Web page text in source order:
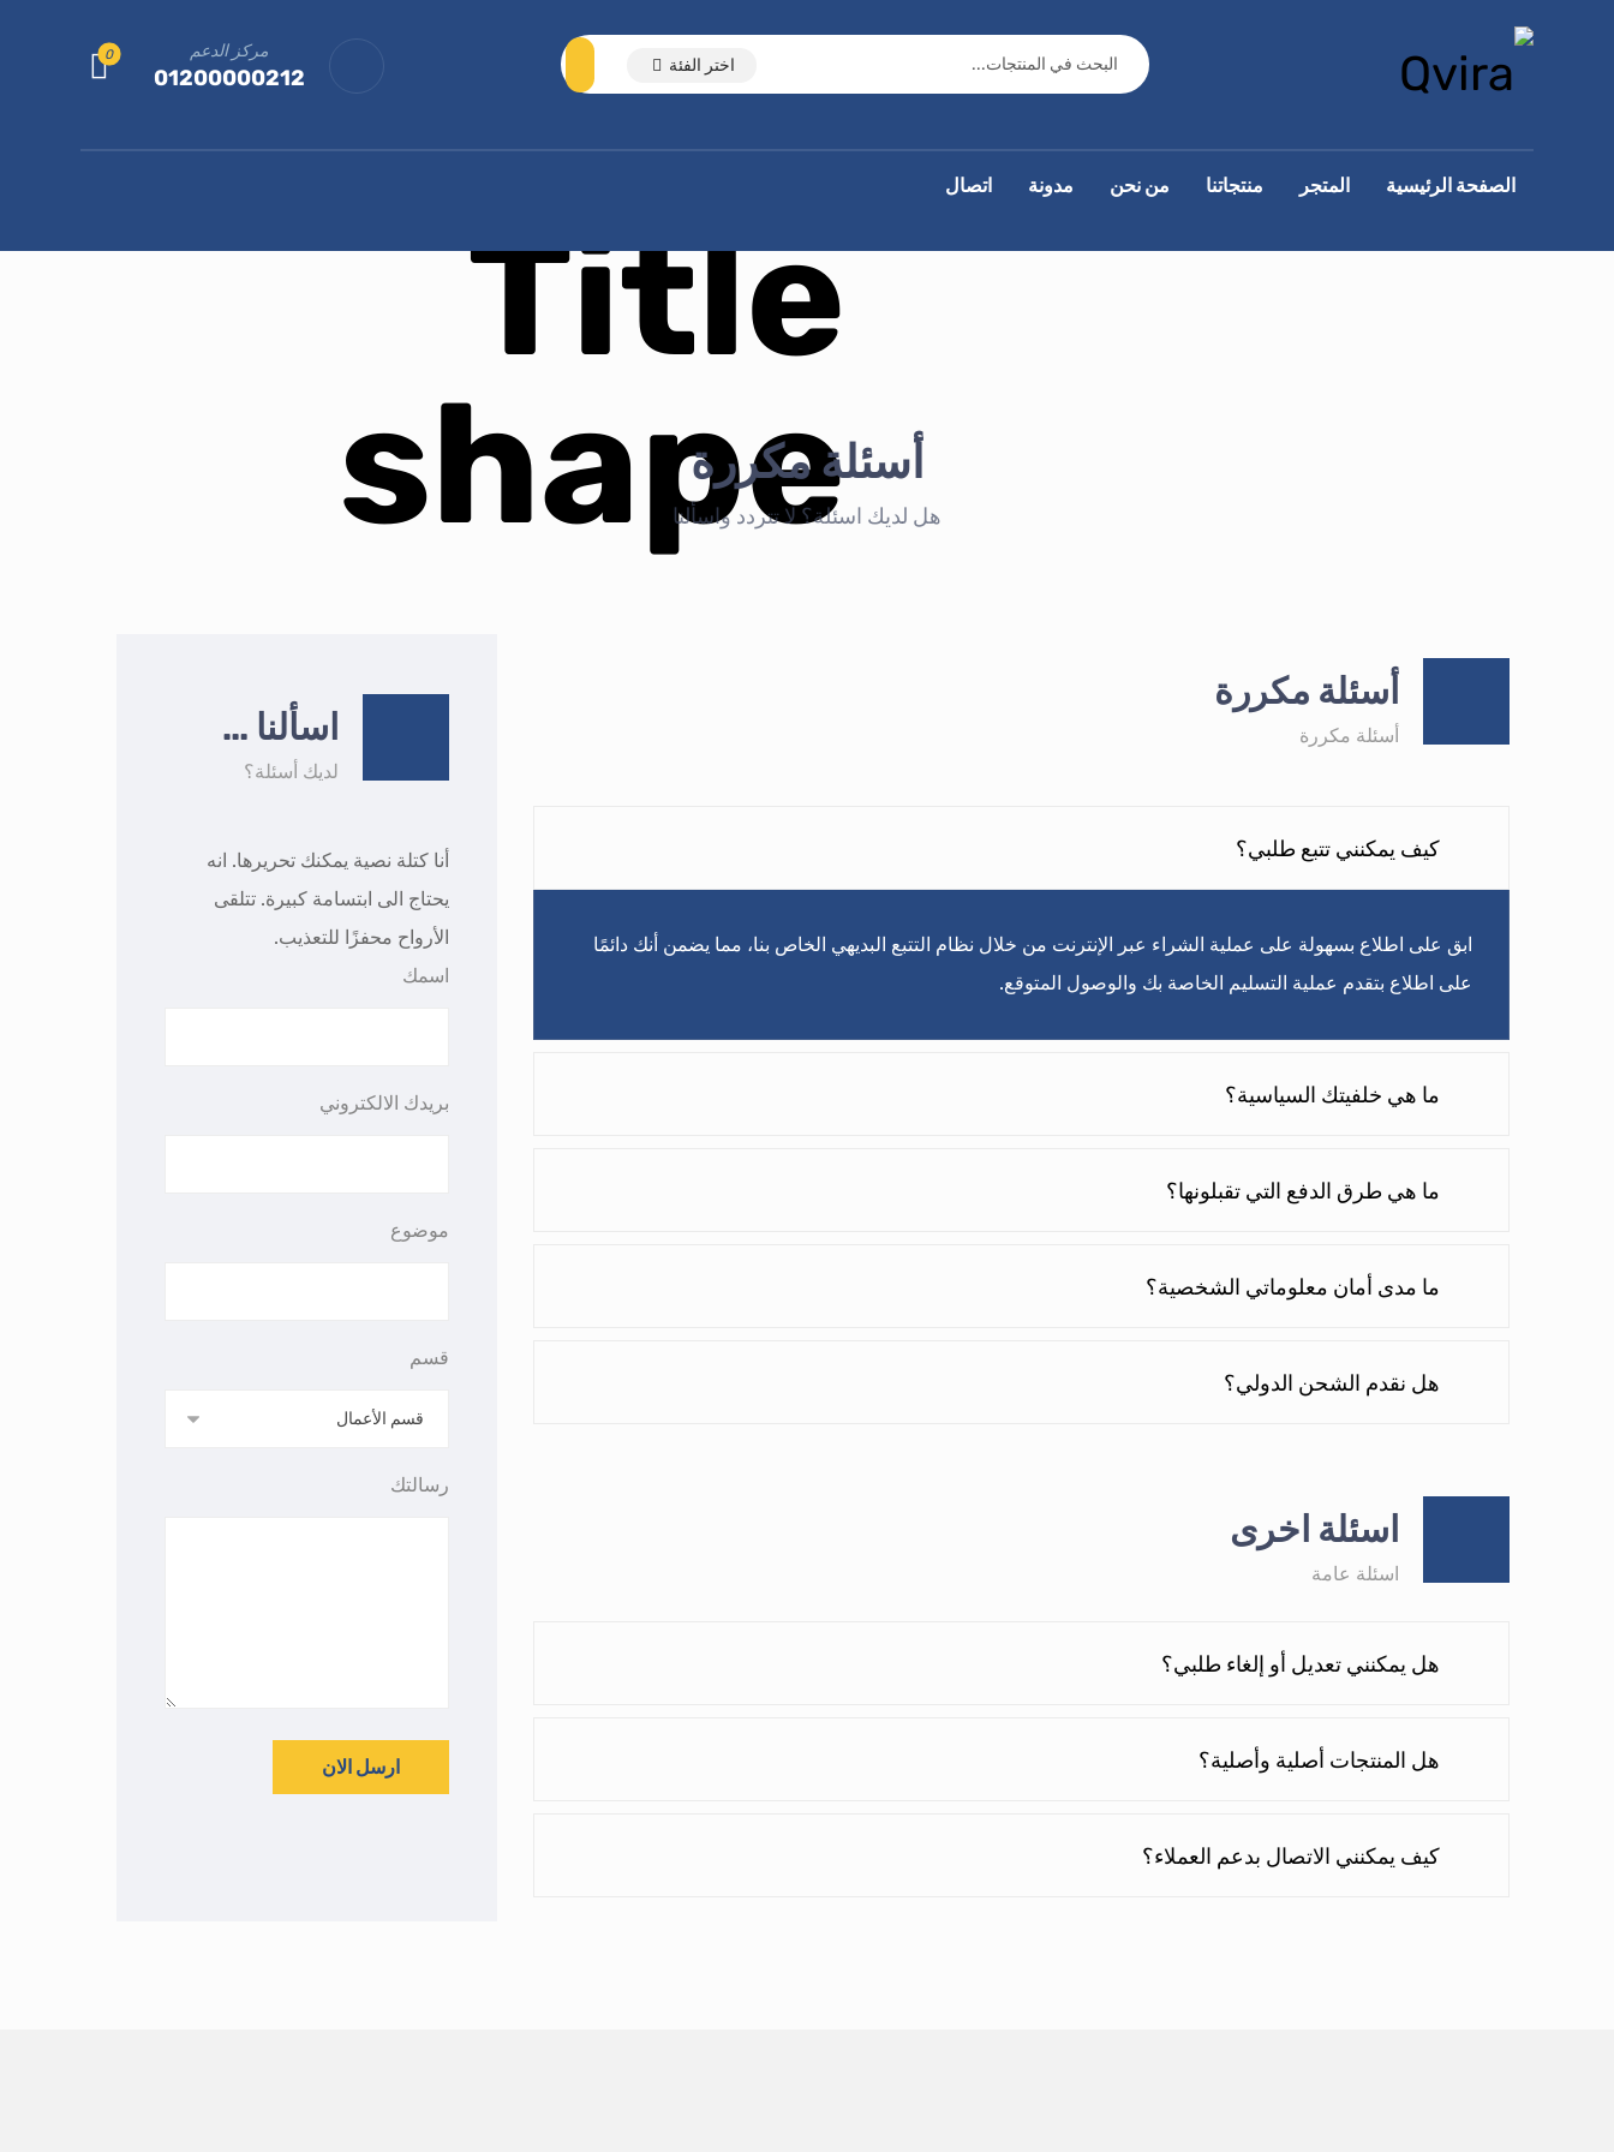
اختر الفئة
مركز الدعم
01200000212
الصفحة الرئيسية المتجر منتجاتنا من نحن مدونة اتصال
أسئلة مكررة
هل لديك اسئلة؟ لا تتردد واسألنا
أسئلة مكررة
أسئلة مكررة
كيف يمكنني تتبع طلبي؟
ابق على اطلاع بسهولة على عملية الشراء عبر الإنترنت من خلال نظام التتبع البديهي الخاص بنا، مما يضمن أنك دائمًا
على اطلاع بتقدم عملية التسليم الخاصة بك والوصول المتوقع.
ما هي خلفيتك السياسية؟
ما هي طرق الدفع التي تقبلونها؟
ما مدى أمان معلوماتي الشخصية؟
هل نقدم الشحن الدولي؟
اسئلة اخرى
اسئلة عامة
هل يمكنني تعديل أو إلغاء طلبي؟
هل المنتجات أصلية وأصلية؟
كيف يمكنني الاتصال بدعم العملاء؟
اسألنا …
لديك أسئلة؟
أنا كتلة نصية يمكنك تحريرها. انه
يحتاج الى ابتسامة كبيرة. تتلقى
الأرواح محفزًا للتعذيب.
اسمك
بريدك الالكتروني
موضوع
قسم
رسالتك